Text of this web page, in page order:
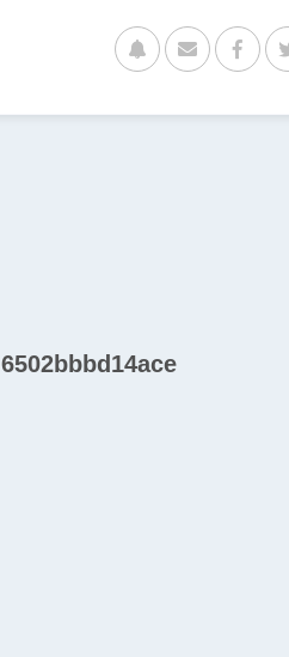
6502bbbd14ace